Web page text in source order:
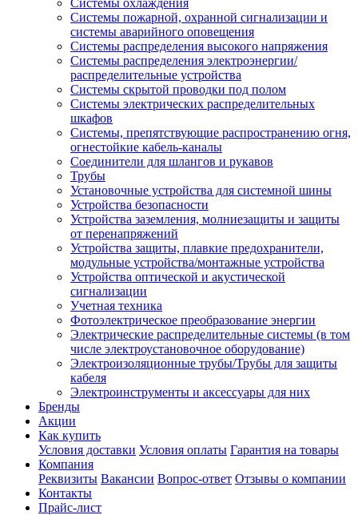
Системы охлаждения
Системы пожарной, охранной сигнализации и
системы аварийного оповещения
Системы распределения высокого напряжения
Системы распределения электроэнергии/
распределительные устройства
Системы скрытой проводки под полом
Системы электрических распределительных
шкафов
Системы, препятствующие распространению огня,
огнестойкие кабель-каналы
Соединители для шлангов и рукавов
Трубы
Установочные устройства для системной шины
Устройства безопасности
Устройства заземления, молниезащиты и защиты
от перенапряжений
Устройства защиты, плавкие предохранители,
модульные устройства/монтажные устройства
Устройства оптической и акустической
сигнализации
Учетная техника
Фотоэлектрическое преобразование энергии
Электрические распределительные системы (в том
числе электроустановочное оборудование)
Электроизоляционные трубы/Трубы для защиты
кабеля
Электроинструменты и аксессуары для них
Бренды
Акции
Как купить
Условия доставки Условия оплаты Гарантия на товары
Компания
Реквизиты Вакансии Вопрос-ответ Отзывы о компании
Контакты
Прайс-лист